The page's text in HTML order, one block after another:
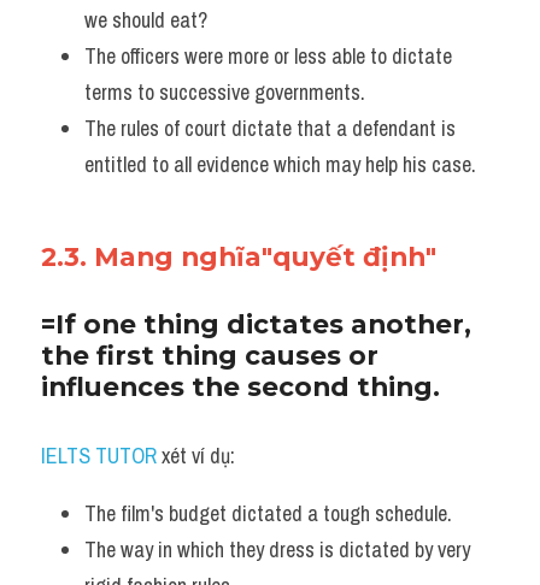
we should eat?
The officers were more or less able to dictate
terms to successive governments.
The rules of court dictate that a defendant is
entitled to all evidence which may help his case.
2.3. Mang nghĩa"quyết định"
=If one thing dictates another,
the first thing causes or
influences the second thing.
IELTS TUTOR xét ví dụ:
The film's budget dictated a tough schedule.
The way in which they dress is dictated by very